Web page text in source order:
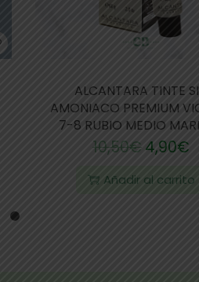
ALCANTARA TINTE
AMONIACO PREMIUM
7-8 RUBIO MEDIO
10,50€4,90€
Añadir al carrito